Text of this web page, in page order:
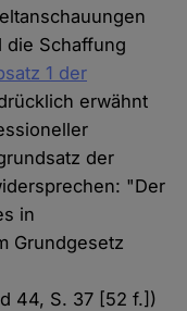
die Schaffung
1 der
erwähnt
der
"Der
in
Grundgesetz
44, S. 37 [52 f.])